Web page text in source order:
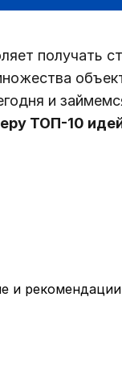
получать
и
ТОП-10
и рекомендации